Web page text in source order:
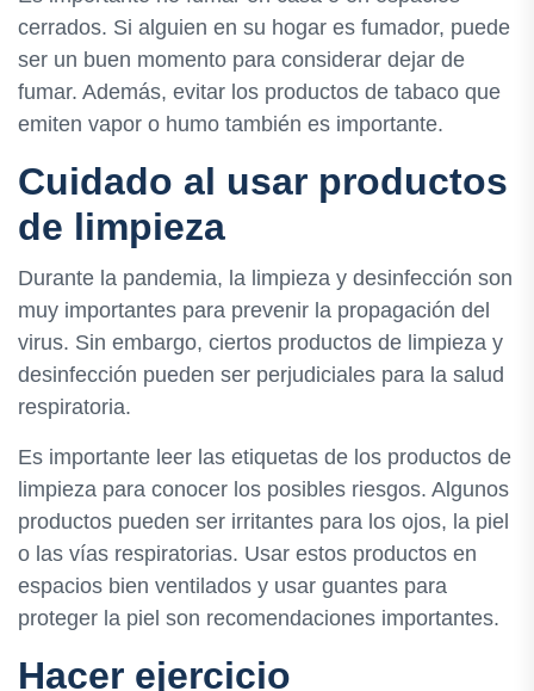
cerrados. Si alguien en su hogar es fumador, puede
ser un buen momento para considerar dejar de
fumar. Además, evitar los productos de tabaco que
emiten vapor o humo también es importante.
Cuidado al usar productos
de limpieza
Durante la pandemia, la limpieza y desinfección son
muy importantes para prevenir la propagación del
virus. Sin embargo, ciertos productos de limpieza y
desinfección pueden ser perjudiciales para la salud
respiratoria.
Es importante leer las etiquetas de los productos de
limpieza para conocer los posibles riesgos. Algunos
productos pueden ser irritantes para los ojos, la piel
o las vías respiratorias. Usar estos productos en
espacios bien ventilados y usar guantes para
proteger la piel son recomendaciones importantes.
Hacer ejercicio